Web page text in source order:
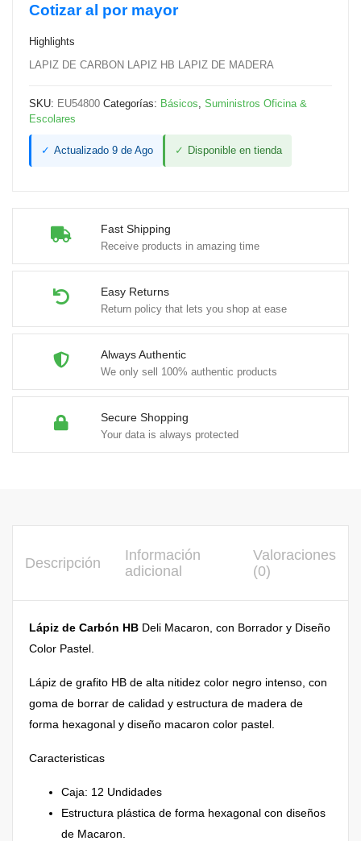
Fast Shipping
Receive products in amazing time
Easy Returns
Return policy that lets you shop at ease
Always Authentic
We only sell 100% authentic products
Secure Shopping
Your data is always protected
Macaron
Cotizar al por mayor
Highlights
LAPIZ DE CARBON LAPIZ HB LAPIZ DE MADERA
SKU: EU54800 Categorías: Básicos Suministros Oficina &
Escolares
✓ Actualizado 9 de Ago ✓ Disponible en tienda
Descripción
Información
adicional
Valoraciones
(0)
Lápiz de Carbón HB Deli Macaron, con Borrador y Diseño
Color Pastel.
Lápiz de grafito HB de alta nitidez color negro intenso, con
goma de borrar de calidad y estructura de madera de
forma hexagonal y diseño macaron color pastel.
Caracteristicas
Caja: 12 Undidades
Estructura plástica de forma hexagonal con diseños
de Macaron.